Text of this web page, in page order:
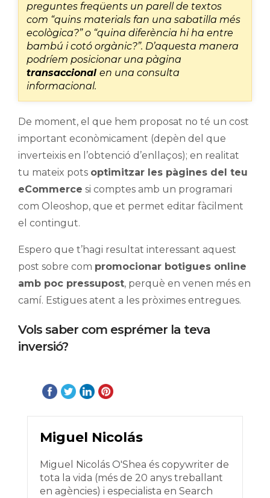
preguntes freqüents un parell de textos
com “quins materials fan una sabatilla més
ecològica?” o “quina diferència hi ha entre
bambú i cotó orgànic?”. D’aquesta manera
podríem posicionar una pàgina
transaccional en una consulta
informacional.
De moment, el que hem proposat no té un cost
important econòmicament (depèn del que
inverteixis en l’obtenció d’enllaços); en realitat
tu mateix pots optimitzar les pàgines del teu
eCommerce si comptes amb un programari
com Oleoshop, que et permet editar fàcilment
el contingut.
Espero que t’hagi resultat interessant aquest
post sobre com promocionar botigues online
amb poc pressupost, perquè en venen més en
camí. Estigues atent a les pròximes entregues.
Vols saber com esprémer la teva
inversió?
Miguel Nicolás
Miguel Nicolás O'Shea és copywriter de
tota la vida (més de 20 anys treballant
en agències) i especialista en Search